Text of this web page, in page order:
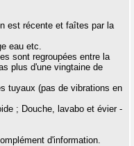
est récente et faîtes par la
eau etc.
sont regroupées entre la
plus d'une vingtaine de
tuyaux (pas de vibrations en
; Douche, lavabo et évier -
d'information.